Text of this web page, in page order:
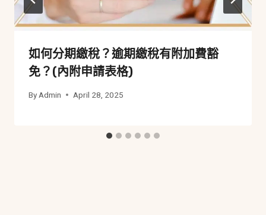
如何分期繳稅？逾期繳稅有附加費豁
免？(內附申請表格)
By Admin April 28, 2025